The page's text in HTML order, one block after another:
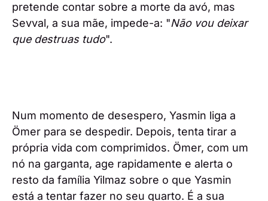
pretende contar sobre a morte da avó, mas
Sevval, a sua mãe, impede-a: "Não vou deixar
que destruas tudo".
Num momento de desespero, Yasmin liga a
Ömer para se despedir. Depois, tenta tirar a
própria vida com comprimidos. Ömer, com um
nó na garganta, age rapidamente e alerta o
resto da família Yilmaz sobre o que Yasmin
está a tentar fazer no seu quarto. É a sua